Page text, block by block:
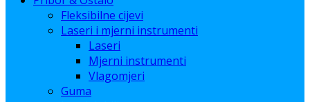
Fleksibilne cijevi
Laseri i mjerni instrumenti
Laseri
Mjerni instrumenti
Vlagomjeri
Guma